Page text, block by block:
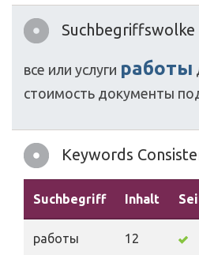
Suchbegriffswolke
все или услуги работы
стоимость документы
Keywords
Suchbegriff Inhalt
работы 12